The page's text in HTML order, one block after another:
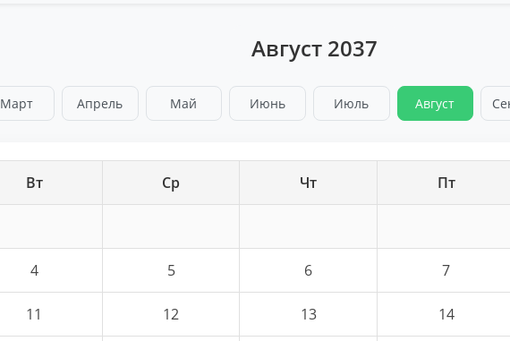
Август 2037
Март Апрель Май Июнь Июль Август
Вт Ср Чт Пт
4 5 6 7
11 12 13 14